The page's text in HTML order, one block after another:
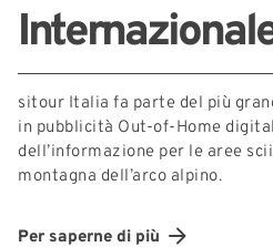
sitour Italia fa parte del più
in pubblicità Out-of-Home
dell’informazione per le aree
montagna dell’arco alpino.
Per saperne di più